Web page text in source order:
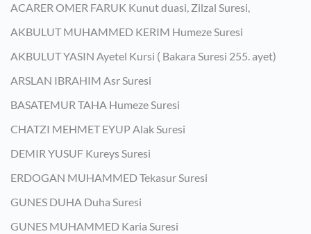
ACARER OMER FARUK Kunut duasi, Zilzal Suresi,
AKBULUT MUHAMMED KERIM Humeze Suresi
AKBULUT YASIN Ayetel Kursi ( Bakara Suresi 255. ayet)
ARSLAN IBRAHIM Asr Suresi
BASATEMUR TAHA Humeze Suresi
CHATZI MEHMET EYUP Alak Suresi
DEMIR YUSUF Kureys Suresi
ERDOGAN MUHAMMED Tekasur Suresi
GUNES DUHA Duha Suresi
GUNES MUHAMMED Karia Suresi